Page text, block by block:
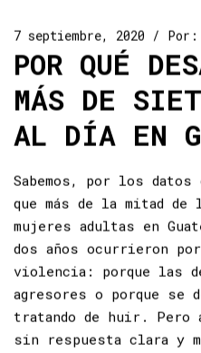
7 septiembre, 2020 Por:
POR QUÉ
MÁS DE
AL DÍA EN
Sabemos, por los
que más de la mitad de
mujeres adultas en
dos años ocurrieron
violencia: porque las
agresores o porque se
tratando de huir. Pero
sin respuesta clara y